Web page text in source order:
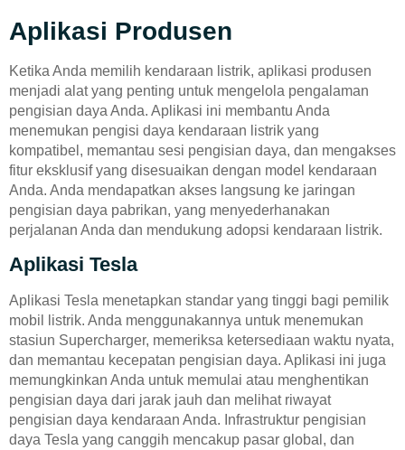
Aplikasi Produsen
Ketika Anda memilih kendaraan listrik, aplikasi produsen
menjadi alat yang penting untuk mengelola pengalaman
pengisian daya Anda. Aplikasi ini membantu Anda
menemukan pengisi daya kendaraan listrik yang
kompatibel, memantau sesi pengisian daya, dan mengakses
fitur eksklusif yang disesuaikan dengan model kendaraan
Anda. Anda mendapatkan akses langsung ke jaringan
pengisian daya pabrikan, yang menyederhanakan
perjalanan Anda dan mendukung adopsi kendaraan listrik.
Aplikasi Tesla
Aplikasi Tesla menetapkan standar yang tinggi bagi pemilik
mobil listrik. Anda menggunakannya untuk menemukan
stasiun Supercharger, memeriksa ketersediaan waktu nyata,
dan memantau kecepatan pengisian daya. Aplikasi ini juga
memungkinkan Anda untuk memulai atau menghentikan
pengisian daya dari jarak jauh dan melihat riwayat
pengisian daya kendaraan Anda. Infrastruktur pengisian
daya Tesla yang canggih mencakup pasar global, dan